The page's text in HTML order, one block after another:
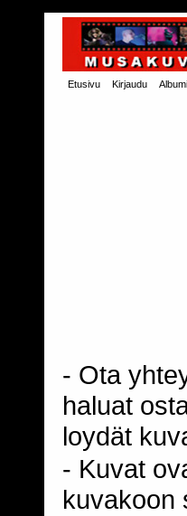
Etusivu Kirjaudu
- Ota
haluat
loydät
- Kuvat
kuvakoon